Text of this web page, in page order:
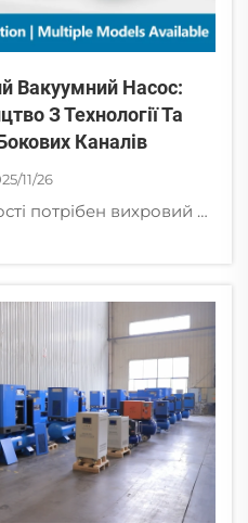
Вакуумний Насос:
З Технології Та
Каналів
11/26
Вступ: Чому промисловості потрібен вихровий вакуумний насос У сучасних галузях промислової автоматизації, охорони навколишнього середовища та прецизійного виробництва попит на стабільне, надійне та безоливне джерело повітря постійно зростає. Т...